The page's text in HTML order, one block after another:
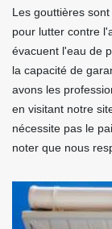
Les gouttières
pour lutter contre
évacuent l'eau de
la capacité de
avons les
en visitant notre
nécessite pas le
noter que nous